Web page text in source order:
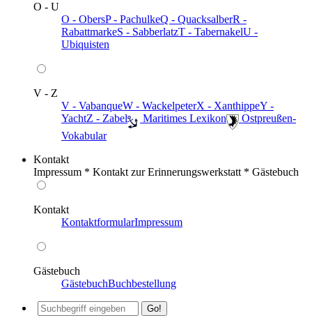
O - U
O - ObersP - PachulkeQ - QuacksalberR -
RabattmarkeS - SabberlatzT - TabernakelU -
Ubiquisten
V - Z
V - VabanqueW - WackelpeterX - XanthippeY -
YachtZ - Zabel ️ Maritimes Lexikon
️ Ostpreußen-
Vokabular
Kontakt
Impressum * Kontakt zur Erinnerungswerkstatt * Gästebuch
Kontakt
KontaktformularImpressum
Gästebuch
GästebuchBuchbestellung